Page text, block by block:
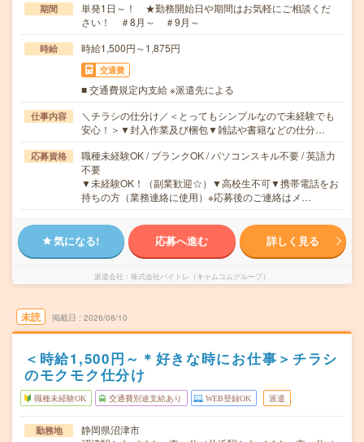
期間
単発1日～！ ★勤務開始日や期間はお気軽にご相談くだ
さい！ ＃8月～ ＃9月～
時給 時給1,500円～1,875円
交通費
■ 交通費規定内支給 ※派遣先による
仕事内容
＼チラシの仕分け／＜とってもシンプルなので未経験でも
安心！＞▼封入作業及び梱包▼雑誌や書籍などの仕分…
応募資格
職種未経験OK / ブランクOK / パソコンスキル不要 / 英語力
不要
▼未経験OK！（副業歓迎☆）▼高校生不可▼携帯電話をお
持ちの方（業務連絡に使用）※応募後のご連絡はメ…
気になる! 応募へ進む 詳しく見る
派遣会社 株式会社バイトレ（キャムコムグループ）
未読 掲載日 2026/08/10
＜時給1,500円～＊好きな時にお仕事＞チラシ
のモクモク仕分け
職種未経験OK 交通費別途支給あり WEB登録OK 派遣
勤務地
静岡県沼津市